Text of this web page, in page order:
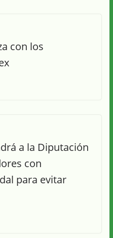
con los
a la Diputación
con
para evitar